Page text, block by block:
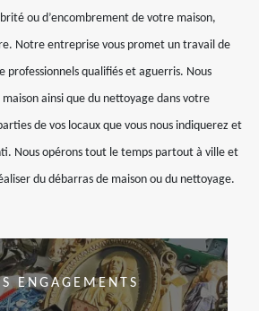
ou d’encombrement de votre maison,
Notre entreprise vous promet un travail de
professionnels qualifiés et aguerris. Nous
ainsi que du nettoyage dans votre
de vos locaux que vous nous indiquerez et
Nous opérons tout le temps partout à ville et
du débarras de maison ou du nettoyage.
ENGAGEMENTS